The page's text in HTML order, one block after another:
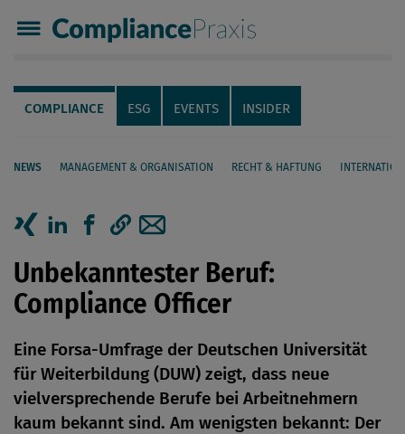
Compliance Praxis
Servicenavigation
Navigation
COMPLIANCE ESG EVENTS INSIDER
NEWS MANAGEMENT & ORGANISATION RECHT & HAFTUNG
Seiteninhalt
Unbekanntester Beruf:
Compliance Officer
Eine Forsa-Umfrage der Deutschen Universität
für Weiterbildung (DUW) zeigt, dass neue
vielversprechende Berufe bei Arbeitnehmern
kaum bekannt sind. Am wenigsten bekannt: Der